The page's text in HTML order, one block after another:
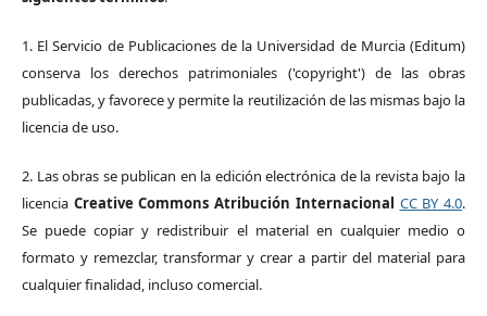
1. El Servicio de Publicaciones de la Universidad de Murcia (Editum)
conserva los derechos patrimoniales ('copyright') de las obras
publicadas, y favorece y permite la reutilización de las mismas bajo la
licencia de uso.
2. Las obras se publican en la edición electrónica de la revista bajo la
licencia Creative Commons Atribución Internacional CC BY 4.0.
Se puede copiar y redistribuir el material en cualquier medio o
formato y remezclar, transformar y crear a partir del material para
cualquier finalidad, incluso comercial.